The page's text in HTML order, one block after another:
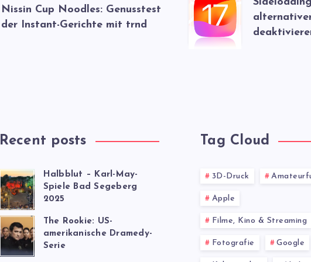
Nissin Cup Noodles: Genusstest
der Instant-Gerichte mit trnd
Recent posts
Halbblut – Karl-May-
Spiele Bad Segeberg
2025
The Rookie: US-
amerikanische Dramedy-
Serie
Tag Cloud
3D-Druck
Apple
Filme, Kino & Streaming
Fotografie Google